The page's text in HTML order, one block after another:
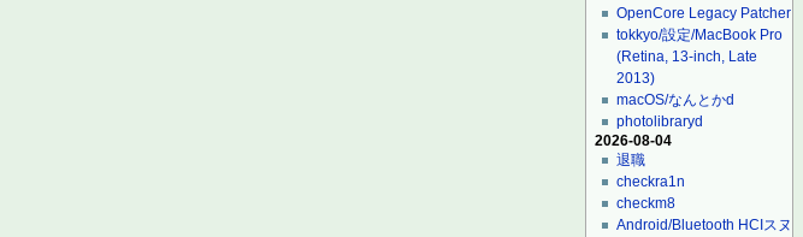
OpenCore Legacy Patcher
tokkyo/設定/MacBook Pro
(Retina, 13-inch, Late
2013)
macOS/なんとかd
photolibraryd
2026-08-04
退職
checkra1n
checkm8
Android/Bluetooth HCIスヌ